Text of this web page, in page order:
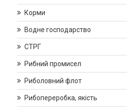
Корми
Водне господарство
СТРГ
Рибний промисел
Риболовний флот
Рибопереробка, якість